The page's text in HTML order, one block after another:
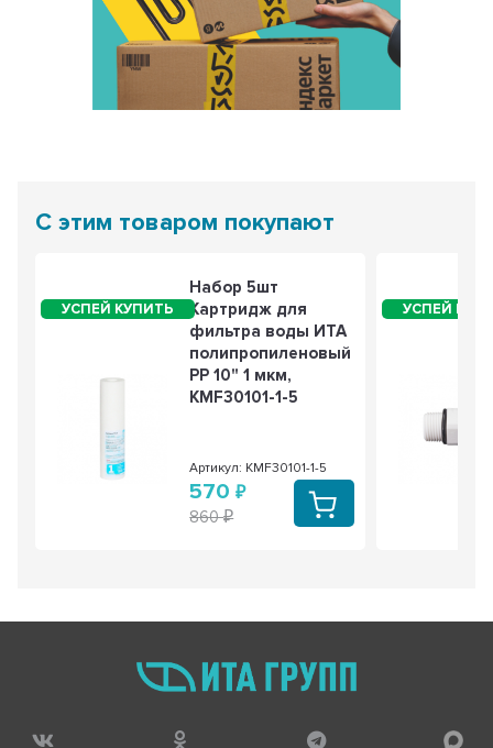
С этим товаром покупают
Набор 5шт
Картридж для
фильтра воды ИТА
полипропиленовый
PP 10" 1 мкм,
KMF30101-1-5
Артикул: KMF30101-1-5
570
860